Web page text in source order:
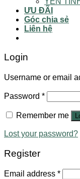
ƯU ĐÃI
Góc chia sẻ
Liên hệ
Login
Username or email
Password *
Remember me
Lost your password?
Register
Email address *